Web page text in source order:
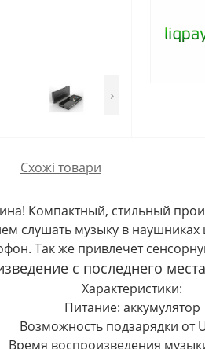
›
Схожі товари
Компактный, стильный
слушать музыку в
Так же привлечет
с последнего
Характеристики:
Питание: аккумулятор
Возможность подзарядки от
Время воспроизведения